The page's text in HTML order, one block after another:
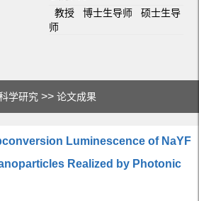
教授 博士生导师 硕士生导
师
学研究 >>论文成果
Luminescence of NaYF
Realized by Photonic